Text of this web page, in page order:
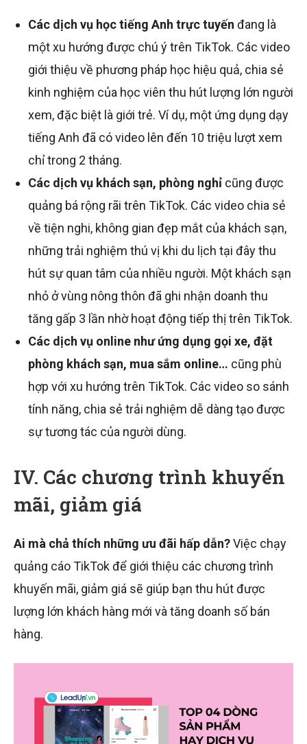
Các dịch vụ học tiếng Anh trực tuyến đang là
một xu hướng được chú ý trên TikTok. Các video
giới thiệu về phương pháp học hiệu quả, chia sẻ
kinh nghiệm của học viên thu hút lượng lớn người
xem, đặc biệt là giới trẻ. Ví dụ, một ứng dụng dạy
tiếng Anh đã có video lên đến 10 triệu lượt xem
chỉ trong 2 tháng.
Các dịch vụ khách sạn, phòng nghỉ cũng được
quảng bá rộng rãi trên TikTok. Các video chia sẻ
về tiện nghi, không gian đẹp mắt của khách sạn,
những trải nghiệm thú vị khi du lịch tại đây thu
hút sự quan tâm của nhiều người. Một khách sạn
nhỏ ở vùng nông thôn đã ghi nhận doanh thu
tăng gấp 3 lần nhờ hoạt động tiếp thị trên TikTok.
Các dịch vụ online như ứng dụng gọi xe, đặt
phòng khách sạn, mua sắm online… cũng phù
hợp với xu hướng trên TikTok. Các video so sánh
tính năng, chia sẻ trải nghiệm dễ dàng tạo được
sự tương tác của người dùng.
IV. Các chương trình khuyến
mãi, giảm giá
Ai mà chả thích những ưu đãi hấp dẫn?Việc chạy
quảng cáo TikTok để giới thiệu các chương trình
khuyến mãi, giảm giá sẽ giúp bạn thu hút được
lượng lớn khách hàng mới và tăng doanh số bán
hàng.